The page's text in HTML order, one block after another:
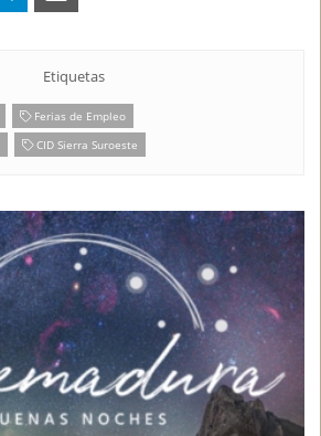
Etiquetas
Ferias de Empleo
CID Sierra Suroeste